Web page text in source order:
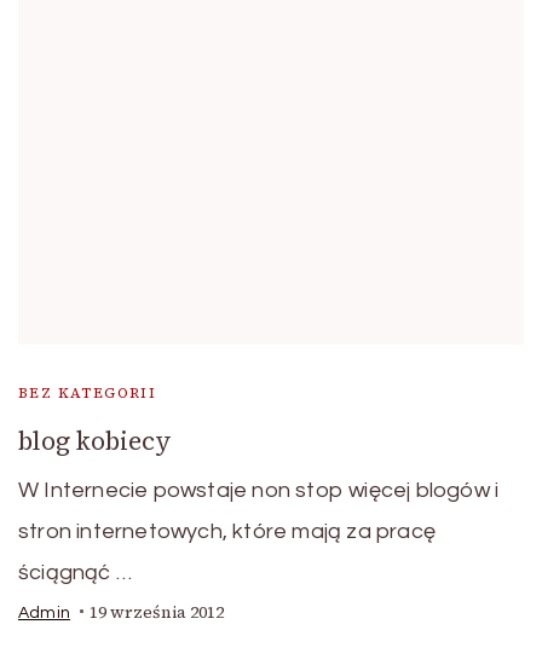
BEZ KATEGORII
blog kobiecy
W Internecie powstaje non stop więcej blogów i
stron internetowych, które mają za pracę
ściągnąć …
Admin 19 września 2012